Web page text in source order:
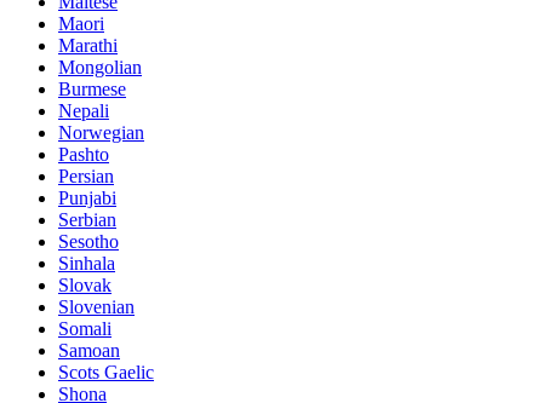
Maori
Marathi
Mongolian
Burmese
Nepali
Norwegian
Pashto
Persian
Punjabi
Serbian
Sesotho
Sinhala
Slovak
Slovenian
Somali
Samoan
Scots Gaelic
Shona